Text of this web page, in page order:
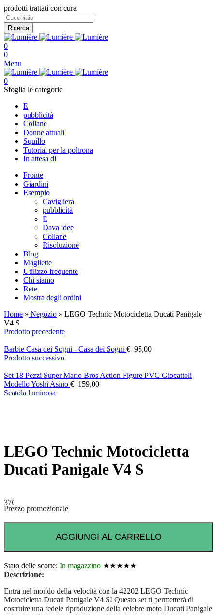
prodotti trattati con cura
Ricerca
0
0
Menu
0
Sfoglia le categorie
E
pubblicità
Collane
Donne attuali
Squillo
Tutorial per la poltrona
In attesa di
Fronte
Giardini
Esempio
Cavigliera
pubblicità
E
Dava idee
Collane
Risoluzione
Blog
Magliette
Utilizzo frequente
Chi siamo
Rete
Mostra degli ordini
Home » Negozio » LEGO Technic Motocicletta Ducati Panigale
V4 S
Prodotto precedente
Barbie Casa dei Sogni - Casa dei Sogni € 95,00
Prodotto successivo
Set 18 Pezzi Super Mario Bros Action Figure PVC Giocattoli
Modello Yoshi Asino € 159,00
Scatola luminosa
LEGO Technic Motocicletta
Ducati Panigale V4 S
37€
Prezzo promozionale
AGGIUNGI AL CARRELLO
Stato delle scorte: In magazzino ★★★★★
Descrizione:
Entra nel mondo della velocità con la 42202 LEGO Technic
Motocicletta Ducati Panigale V4 S! Questo set ti permetterà di
costruire una fedele riproduzione della celebre moto Ducati Panigale